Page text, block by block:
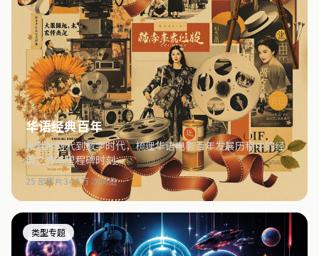
华语经典百年
从默片时代到数字时代，梳理华语电影百年发展历程中的经
典之作与里程碑时刻。
25 部影片34.6万 次浏览
类型专题